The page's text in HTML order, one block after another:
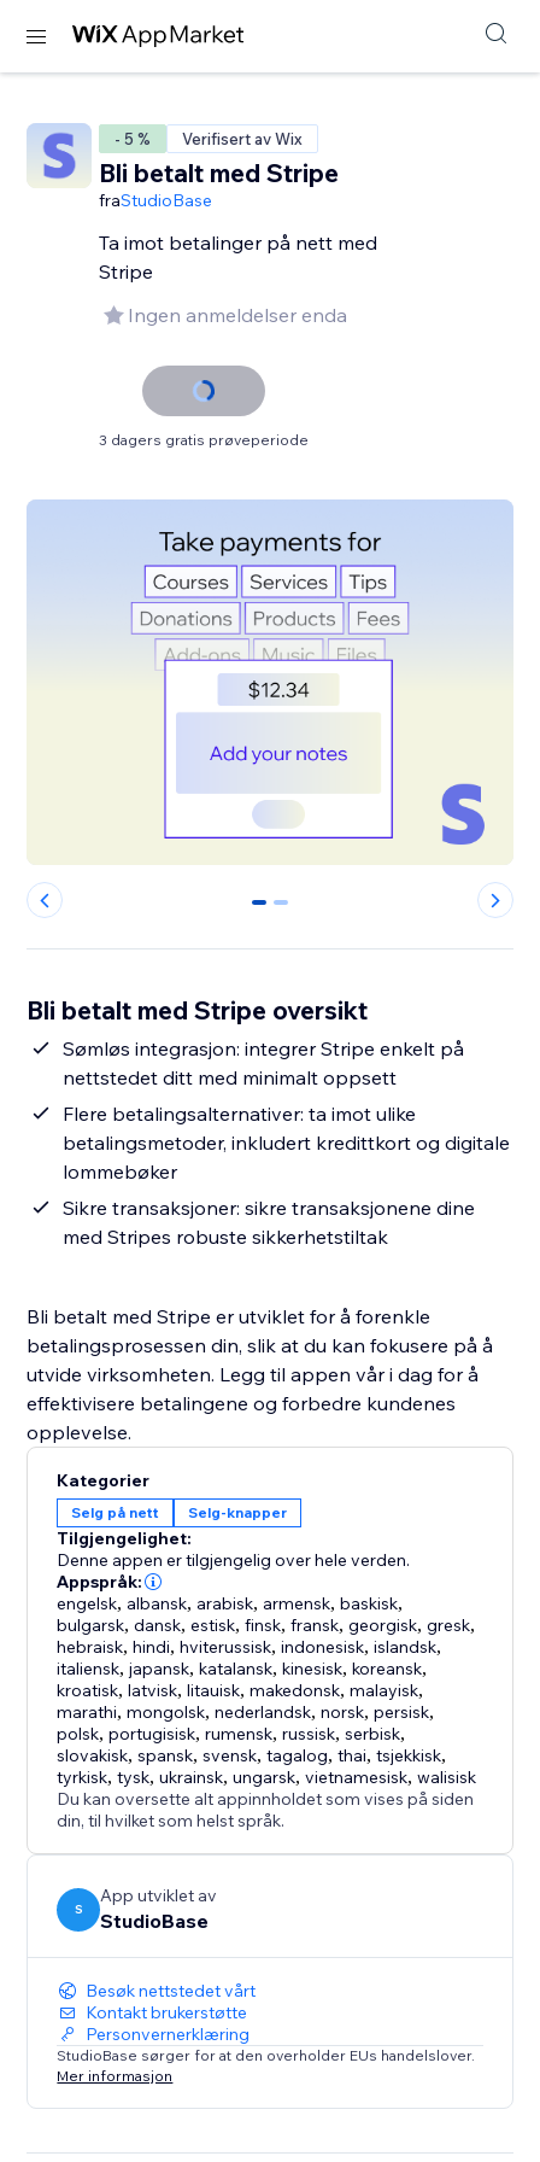
- 5 % Verifisert av Wix
Bli betalt med Stripe
fraStudioBase
Ta imot betalinger på nett med
Stripe
Ingen anmeldelser enda
3 dagers gratis prøveperiode
0 1
Bli betalt med Stripe oversikt
Sømløs integrasjon: integrer Stripe enkelt på
nettstedet ditt med minimalt oppsett
Flere betalingsalternativer: ta imot ulike
betalingsmetoder, inkludert kredittkort og digitale
lommebøker
Sikre transaksjoner: sikre transaksjonene dine
med Stripes robuste sikkerhetstiltak
Bli betalt med Stripe er utviklet for å forenkle
betalingsprosessen din, slik at du kan fokusere på å
utvide virksomheten. Legg til appen vår i dag for å
effektivisere betalingene og forbedre kundenes
opplevelse.
Kategorier
Selg på nett Selg-knapper
Tilgjengelighet:
Denne appen er tilgjengelig over hele verden.
Appspråk:
engelsk, albansk, arabisk, armensk,baskisk,
bulgarsk,dansk,estisk,finsk,fransk,georgisk,gresk,
hebraisk,hindi,hviterussisk,indonesisk,islandsk,
italiensk,japansk,katalansk,kinesisk,koreansk,
kroatisk,latvisk,litauisk,makedonsk,malayisk,
marathi,mongolsk,nederlandsk,norsk,persisk,
polsk,portugisisk,rumensk,russisk,serbisk,
slovakisk,spansk,svensk,tagalog,thai,tsjekkisk,
tyrkisk,tysk,ukrainsk,ungarsk,vietnamesisk,walisisk
Du kan oversette alt appinnholdet som vises på siden
din, til hvilket som helst språk.
S
App utviklet av
StudioBase
Besøk nettstedet vårt
Kontakt brukerstøtte
Personvernerklæring
StudioBase sørger for at den overholder EUs handelslover.
Mer informasjon